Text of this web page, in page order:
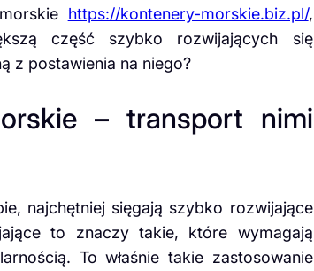
https://kontenery-morskie.biz.pl/,
część szybko rozwijających się
z postawienia na niego?
– transport nimi
najchętniej sięgają szybko rozwijające
to znaczy takie, które wymagają
To właśnie takie zastosowanie